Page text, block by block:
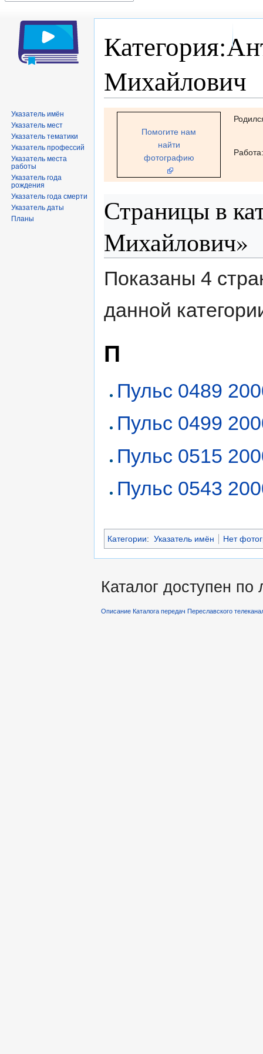
Михайлович
Перейти
Перейти
Помогите нам
найти
фотографию
Работа:
Страницы в
Михайлович»
Показаны 4
данной
П
Пульс 0489
Пульс 0499
Пульс 0515
Пульс 0543
Категории: Указатель имён Нет
Указатель имён
Указатель мест
Указатель тематики
Указатель профессий
Указатель места
работы
Указатель года
рождения
Указатель года смерти
Указатель даты
Планы
Каталог доступен
Описание Каталога передач Переславского